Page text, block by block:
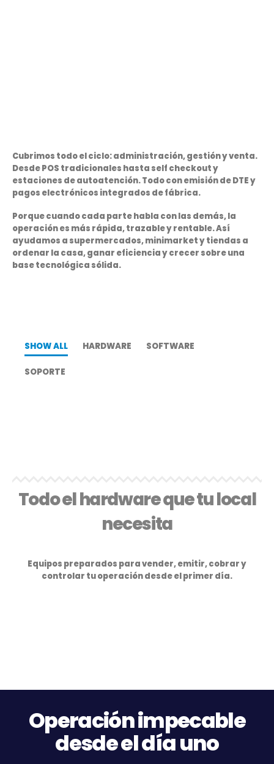
Cubrimos todo el ciclo: administración, gestión y venta.
Desde POS tradicionales hasta self checkout y
estaciones de autoatención. Todo con emisión de DTE y
pagos electrónicos integrados de fábrica.
Porque cuando cada parte habla con las demás, la
operación es más rápida, trazable y rentable. Así
ayudamos a supermercados, minimarket y tiendas a
ordenar la casa, ganar eficiencia y crecer sobre una
base tecnológica sólida.
SHOW ALL HARDWARE SOFTWARE
SOPORTE
Todo el hardware que tu local
necesita
Equipos preparados para vender, emitir, cobrar y
controlar tu operación desde el primer día.
Operación impecable
desde el día uno